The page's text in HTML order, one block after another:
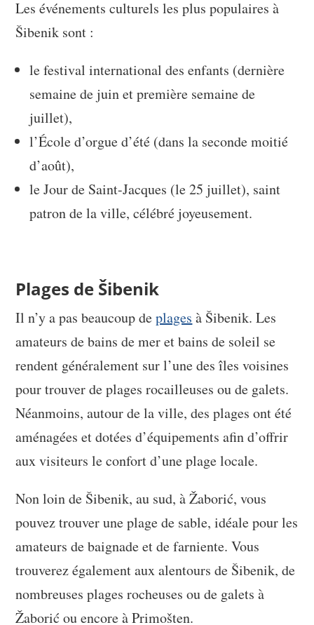
Les événements culturels les plus populaires à
Šibenik sont :
le festival international des enfants (dernière
semaine de juin et première semaine de
juillet),
l’École d’orgue d’été (dans la seconde moitié
d’août),
le Jour de Saint-Jacques (le 25 juillet), saint
patron de la ville, célébré joyeusement.
Plages de Šibenik
Il n’y a pas beaucoup deplages à Šibenik. Les
amateurs de bains de mer et bains de soleil se
rendent généralement sur l’une des îles voisines
pour trouver de plages rocailleuses ou de galets.
Néanmoins, autour de la ville, des plages ont été
aménagées et dotées d’équipements afin d’offrir
aux visiteurs le confort d’une plage locale.
Non loin de Šibenik, au sud, à Žaborić, vous
pouvez trouver une plage de sable, idéale pour les
amateurs de baignade et de farniente. Vous
trouverez également aux alentours de Šibenik, de
nombreuses plages rocheuses ou de galets à
Žaborić ou encore à Primošten.